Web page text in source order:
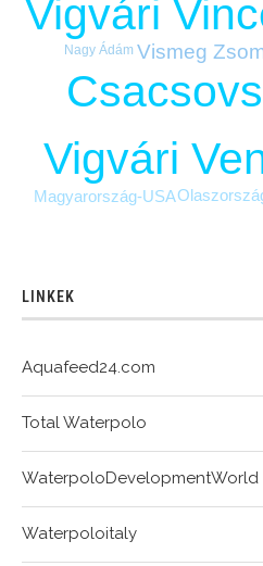
Vigvári
Vigvári
Vismeg
Magyarország-USA
Nagy Ádám
LINKEK
Aquafeed24.com
Total Waterpolo
WaterpoloDevelopmentWorld
Waterpoloitaly